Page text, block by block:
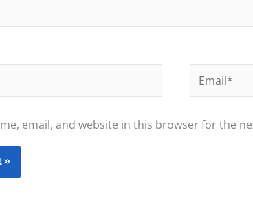
Email*
email, and website in this browser for the